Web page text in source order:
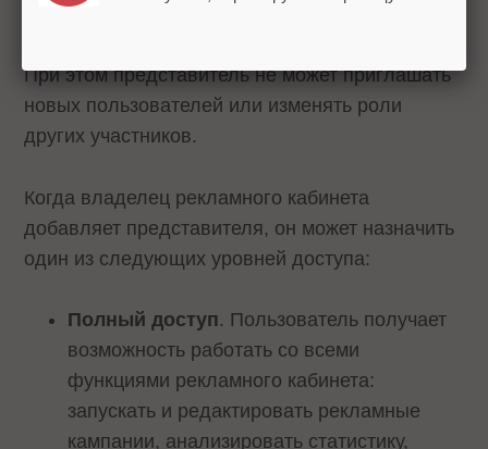
действия в рамках назначенных прав.
При этом представитель не может приглашать
новых пользователей или изменять роли
других участников.
Когда владелец рекламного кабинета
добавляет представителя, он может назначить
один из следующих уровней доступа:
Полный доступ. Пользователь получает
возможность работать со всеми
функциями рекламного кабинета:
запускать и редактировать рекламные
кампании, анализировать статистику,